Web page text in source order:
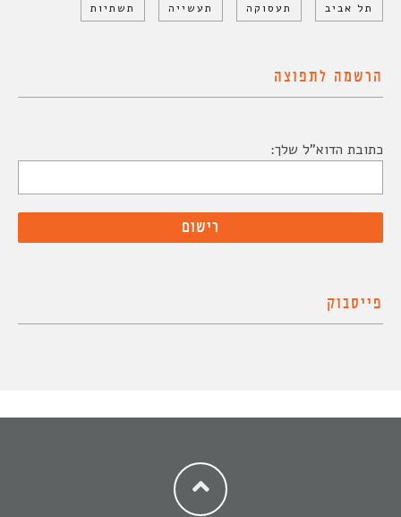
תל אביב תעסוקה תעשייה תשתיות
הרשמה לתפוצה
כתובת הדוא"ל שלך:
פייסבוק